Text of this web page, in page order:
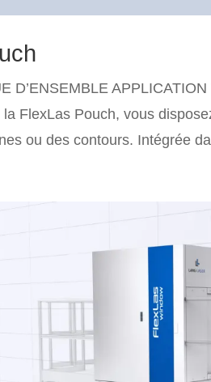
D’ENSEMBLE
FlexLas Pouch, vous
ou des contours. Intégrée